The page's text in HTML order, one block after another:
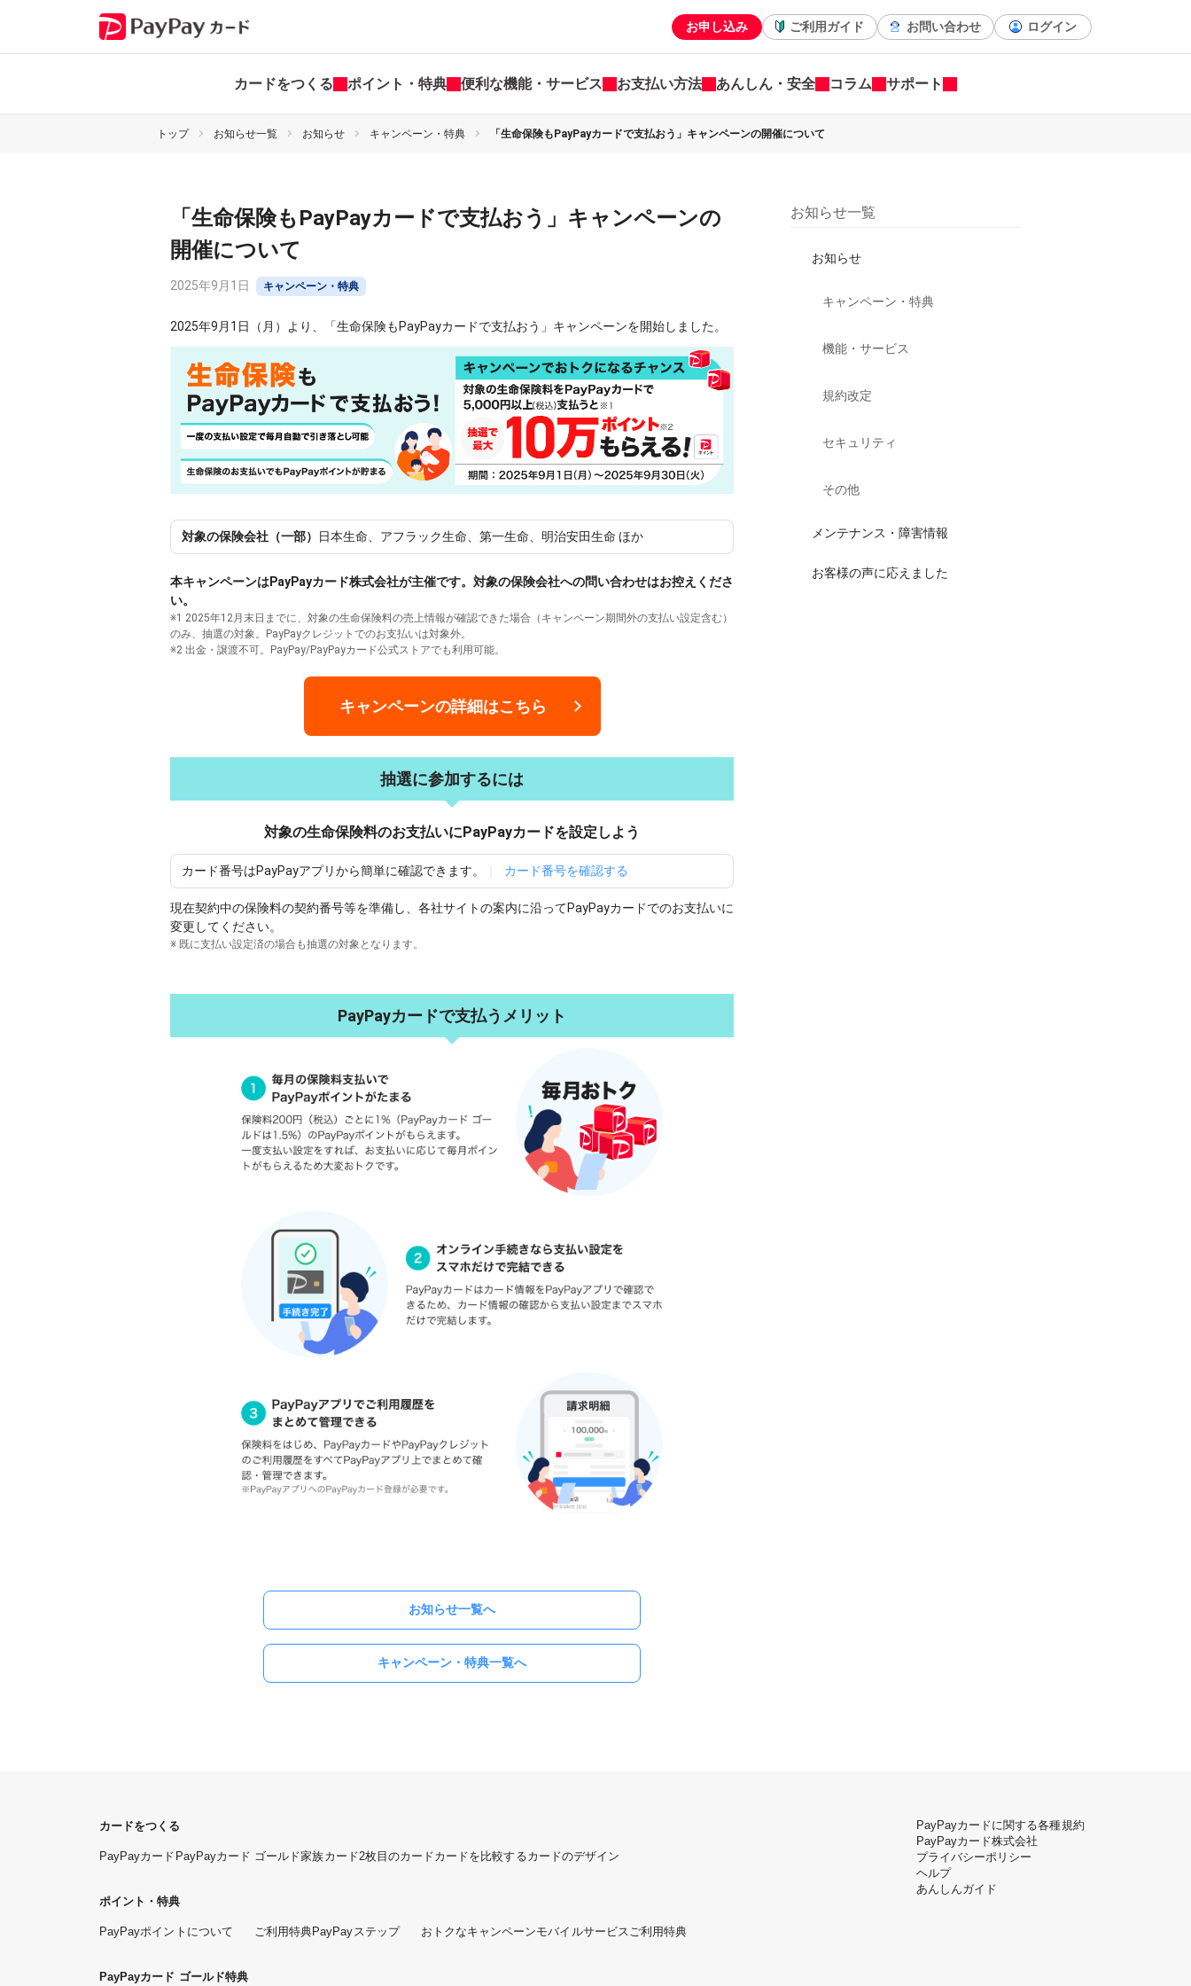
お申し込み ご利用ガイド お問い合わせ ログイン
カードをつくる ポイント・特典 便利な機能・サービス お支払い方法 あんしん・安全 コラム サポート
トップ お知らせ一覧 お知らせ キャンペーン・特典 「生命保険もPayPayカードで支払おう」キャンペーンの開催について
「生命保険もPayPayカードで支払おう」キャンペーンの
開催について
2025年9月1日 キャンペーン・特典
2025年9月1日（月）より、「生命保険もPayPayカードで支払おう」キャンペーンを開始しました。
対象の保険会社（一部） 日本生命、アフラック生命、第一生命、明治安田生命 ほか
本キャンペーンはPayPayカード株式会社が主催です。対象の保険会社への問い合わせはお控えくださ
い。
※1 2025年12月末日までに、対象の生命保険料の売上情報が確認できた場合（キャンペーン期間外の支払い設定含む）
のみ、抽選の対象。PayPayクレジットでのお支払いは対象外。
※2 出金・譲渡不可。PayPay/PayPayカード公式ストアでも利用可能。
キャンペーンの詳細はこちら
抽選に参加するには
対象の生命保険料のお支払いにPayPayカードを設定しよう
カード番号はPayPayアプリから簡単に確認できます。 カード番号を確認する
現在契約中の保険料の契約番号等を準備し、各社サイトの案内に沿ってPayPayカードでのお支払いに
変更してください。
※ 既に支払い設定済の場合も抽選の対象となります。
PayPayカードで支払うメリット
お知らせ一覧へ
キャンペーン・特典一覧へ
お知らせ一覧
お知らせ
キャンペーン・特典
機能・サービス
規約改定
セキュリティ
その他
メンテナンス・障害情報
お客様の声に応えました
カードをつくる
PayPayカード PayPayカード ゴールド家族カード2枚目のカードカードを比較するカードのデザイン
ポイント・特典
PayPayポイントについて ご利用特典PayPayステップ おトクなキャンペーンモバイルサービスご利用特典
PayPayカード ゴールド特典
PayPayカードに関する各種規約
PayPayカード株式会社
プライバシーポリシー
ヘルプ
あんしんガイド